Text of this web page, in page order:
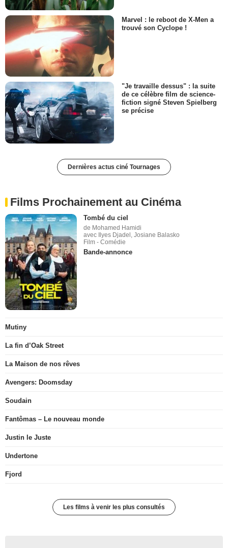
Marvel : le reboot de X-Men a
trouvé son Cyclope !
"Je travaille dessus" : la suite
de ce célèbre film de science-
fiction signé Steven Spielberg
se précise
Dernières actus ciné Tournages
Films Prochainement au Cinéma
Tombé du ciel
de Mohamed Hamidi
avec Ilyes Djadel, Josiane Balasko
Film - Comédie
Bande-annonce
Mutiny
La fin d’Oak Street
La Maison de nos rêves
Avengers: Doomsday
Soudain
Fantômas – Le nouveau monde
Justin le Juste
Undertone
Fjord
Les films à venir les plus consultés